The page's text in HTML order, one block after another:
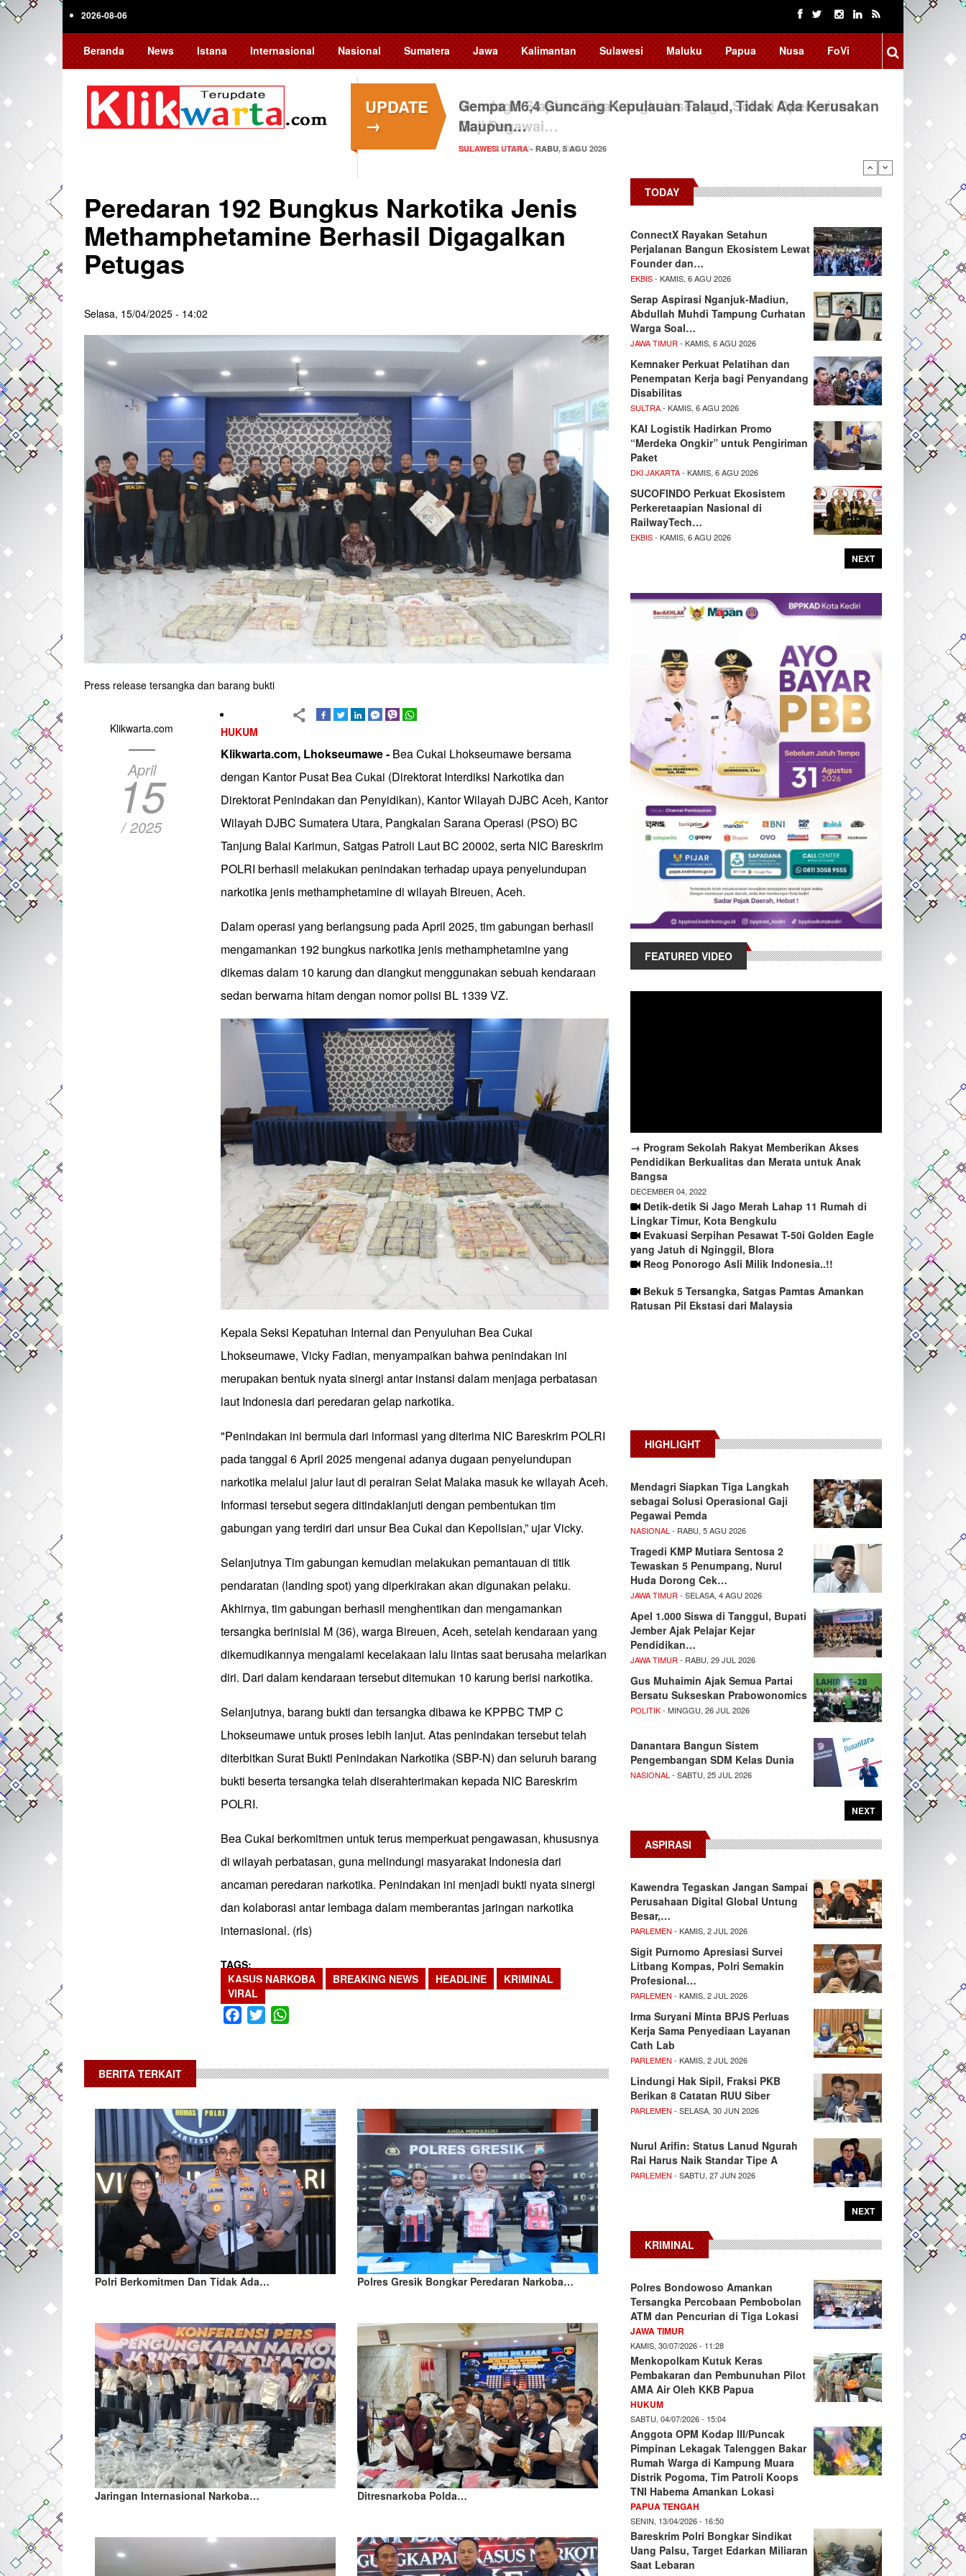
Skip
2026-08-06
Beranda News Istana Internasional Nasional Sumatera Jawa Kalimantan Sulawesi Maluku Papua Nusa FoVi
UPDATE
→
Gempa M6,4 Guncang Kepulauan Talaud, Tidak Ada Kerusakan
Maupun…
SULAWESI UTARA- RABU, 5 AGU 2026
Peredaran 192 Bungkus Narkotika Jenis
Methamphetamine Berhasil Digagalkan
Petugas
Selasa, 15/04/2025 - 14:02
Press release tersangka dan barang bukti
Klikwarta.com
April
15
/ 2025
HUKUM
Klikwarta.com, Lhokseumawe - Bea Cukai Lhokseumawe bersama
dengan Kantor Pusat Bea Cukai (Direktorat Interdiksi Narkotika dan
Direktorat Penindakan dan Penyidikan), Kantor Wilayah DJBC Aceh, Kantor
Wilayah DJBC Sumatera Utara, Pangkalan Sarana Operasi (PSO) BC
Tanjung Balai Karimun, Satgas Patroli Laut BC 20002, serta NIC Bareskrim
POLRI berhasil melakukan penindakan terhadap upaya penyelundupan
narkotika jenis methamphetamine di wilayah Bireuen, Aceh.
Dalam operasi yang berlangsung pada April 2025, tim gabungan berhasil
mengamankan 192 bungkus narkotika jenis methamphetamine yang
dikemas dalam 10 karung dan diangkut menggunakan sebuah kendaraan
sedan berwarna hitam dengan nomor polisi BL 1339 VZ.
Kepala Seksi Kepatuhan Internal dan Penyuluhan Bea Cukai
Lhokseumawe, Vicky Fadian, menyampaikan bahwa penindakan ini
merupakan bentuk nyata sinergi antar instansi dalam menjaga perbatasan
laut Indonesia dari peredaran gelap narkotika.
"Penindakan ini bermula dari informasi yang diterima NIC Bareskrim POLRI
pada tanggal 6 April 2025 mengenai adanya dugaan penyelundupan
narkotika melalui jalur laut di perairan Selat Malaka masuk ke wilayah Aceh.
Informasi tersebut segera ditindaklanjuti dengan pembentukan tim
gabungan yang terdiri dari unsur Bea Cukai dan Kepolisian,” ujar Vicky.
Selanjutnya Tim gabungan kemudian melakukan pemantauan di titik
pendaratan (landing spot) yang diperkirakan akan digunakan pelaku.
Akhirnya, tim gabungan berhasil menghentikan dan mengamankan
tersangka berinisial M (36), warga Bireuen, Aceh, setelah kendaraan yang
dikemudikannya mengalami kecelakaan lalu lintas saat berusaha melarikan
diri. Dari dalam kendaraan tersebut ditemukan 10 karung berisi narkotika.
Selanjutnya, barang bukti dan tersangka dibawa ke KPPBC TMP C
Lhokseumawe untuk proses lebih lanjut. Atas penindakan tersebut telah
diterbitkan Surat Bukti Penindakan Narkotika (SBP-N) dan seluruh barang
bukti beserta tersangka telah diserahterimakan kepada NIC Bareskrim
POLRI.
Bea Cukai berkomitmen untuk terus memperkuat pengawasan, khususnya
di wilayah perbatasan, guna melindungi masyarakat Indonesia dari
ancaman peredaran narkotika. Penindakan ini menjadi bukti nyata sinergi
dan kolaborasi antar lembaga dalam memberantas jaringan narkotika
internasional. (rls)
TAGS
KASUS NARKOBA
BREAKING NEWS HEADLINE
KRIMINAL
VIRAL
Facebook
Twitter
BERITA TERKAIT
Polri Berkomitmen Dan Tidak Ada… Polres Gresik Bongkar Peredaran Narkoba…
Jaringan Internasional Narkoba… Ditresnarkoba Polda…
TODAY
ConnectX Rayakan Setahun
Perjalanan Bangun Ekosistem Lewat
Founder dan…
EKBIS- KAMIS, 6 AGU 2026
Serap Aspirasi Nganjuk-Madiun,
Abdullah Muhdi Tampung Curhatan
Warga Soal…
JAWA TIMUR - KAMIS, 6 AGU 2026
Kemnaker Perkuat Pelatihan dan
Penempatan Kerja bagi Penyandang
Disabilitas
SULTRA- KAMIS, 6 AGU 2026
KAI Logistik Hadirkan Promo
“Merdeka Ongkir” untuk Pengiriman
Paket
DKI JAKARTA- KAMIS, 6 AGU 2026
SUCOFINDO Perkuat Ekosistem
Perkeretaapian Nasional di
RailwayTech…
EKBIS- KAMIS, 6 AGU 2026
NEXT
FEATURED VIDEO
→ Program Sekolah Rakyat Memberikan Akses
Pendidikan Berkualitas dan Merata untuk Anak
Bangsa
DECEMBER 04, 2022
Detik-detik Si Jago Merah Lahap 11 Rumah di
Lingkar Timur, Kota Bengkulu
Evakuasi Serpihan Pesawat T-50i Golden Eagle
yang Jatuh di Nginggil, Blora
Reog Ponorogo Asli Milik Indonesia..!!
Bekuk 5 Tersangka, Satgas Pamtas Amankan
Ratusan Pil Ekstasi dari Malaysia
HIGHLIGHT
Mendagri Siapkan Tiga Langkah
sebagai Solusi Operasional Gaji
Pegawai Pemda
NASIONAL - RABU, 5 AGU 2026
Tragedi KMP Mutiara Sentosa 2
Tewaskan 5 Penumpang, Nurul
Huda Dorong Cek…
JAWA TIMUR - SELASA, 4 AGU 2026
Apel 1.000 Siswa di Tanggul, Bupati
Jember Ajak Pelajar Kejar
Pendidikan…
JAWA TIMUR - RABU, 29 JUL 2026
Gus Muhaimin Ajak Semua Partai
Bersatu Sukseskan Prabowonomics
POLITIK- MINGGU, 26 JUL 2026
Danantara Bangun Sistem
Pengembangan SDM Kelas Dunia
NASIONAL - SABTU, 25 JUL 2026
NEXT
ASPIRASI
Kawendra Tegaskan Jangan Sampai
Perusahaan Digital Global Untung
Besar,…
PARLEMEN - KAMIS, 2 JUL 2026
Sigit Purnomo Apresiasi Survei
Litbang Kompas, Polri Semakin
Profesional…
PARLEMEN - KAMIS, 2 JUL 2026
Irma Suryani Minta BPJS Perluas
Kerja Sama Penyediaan Layanan
Cath Lab
PARLEMEN - KAMIS, 2 JUL 2026
Lindungi Hak Sipil, Fraksi PKB
Berikan 8 Catatan RUU Siber
PARLEMEN - SELASA, 30 JUN 2026
Nurul Arifin: Status Lanud Ngurah
Rai Harus Naik Standar Tipe A
PARLEMEN - SABTU, 27 JUN 2026
NEXT
KRIMINAL
Polres Bondowoso Amankan
Tersangka Percobaan Pembobolan
ATM dan Pencurian di Tiga Lokasi
JAWA TIMUR
KAMIS, 30/07/2026 - 11:28
Menkopolkam Kutuk Keras
Pembakaran dan Pembunuhan Pilot
AMA Air Oleh KKB Papua
HUKUM
SABTU, 04/07/2026 - 15:04
Anggota OPM Kodap III/Puncak
Pimpinan Lekagak Talenggen Bakar
Rumah Warga di Kampung Muara
Distrik Pogoma, Tim Patroli Koops
TNI Habema Amankan Lokasi
PAPUA TENGAH
SENIN, 13/04/2026 - 16:50
Bareskrim Polri Bongkar Sindikat
Uang Palsu, Target Edarkan Miliaran
Saat Lebaran